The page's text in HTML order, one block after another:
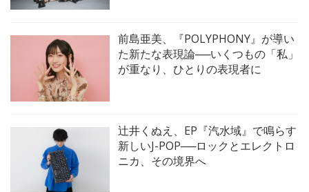
前島亜美、『POLYPHONY』が導い
た新たな表現論──いくつもの「私」
が重なり、ひとりの表現者に
辻井くぬえ、EP『汽水域』で鳴らす
新しいJ-POP──ロックとエレクトロ
ニカ、その境界へ